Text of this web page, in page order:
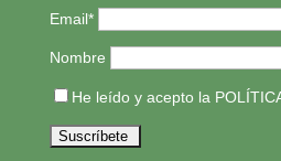
Email*
Nombre
He leído y acepto la